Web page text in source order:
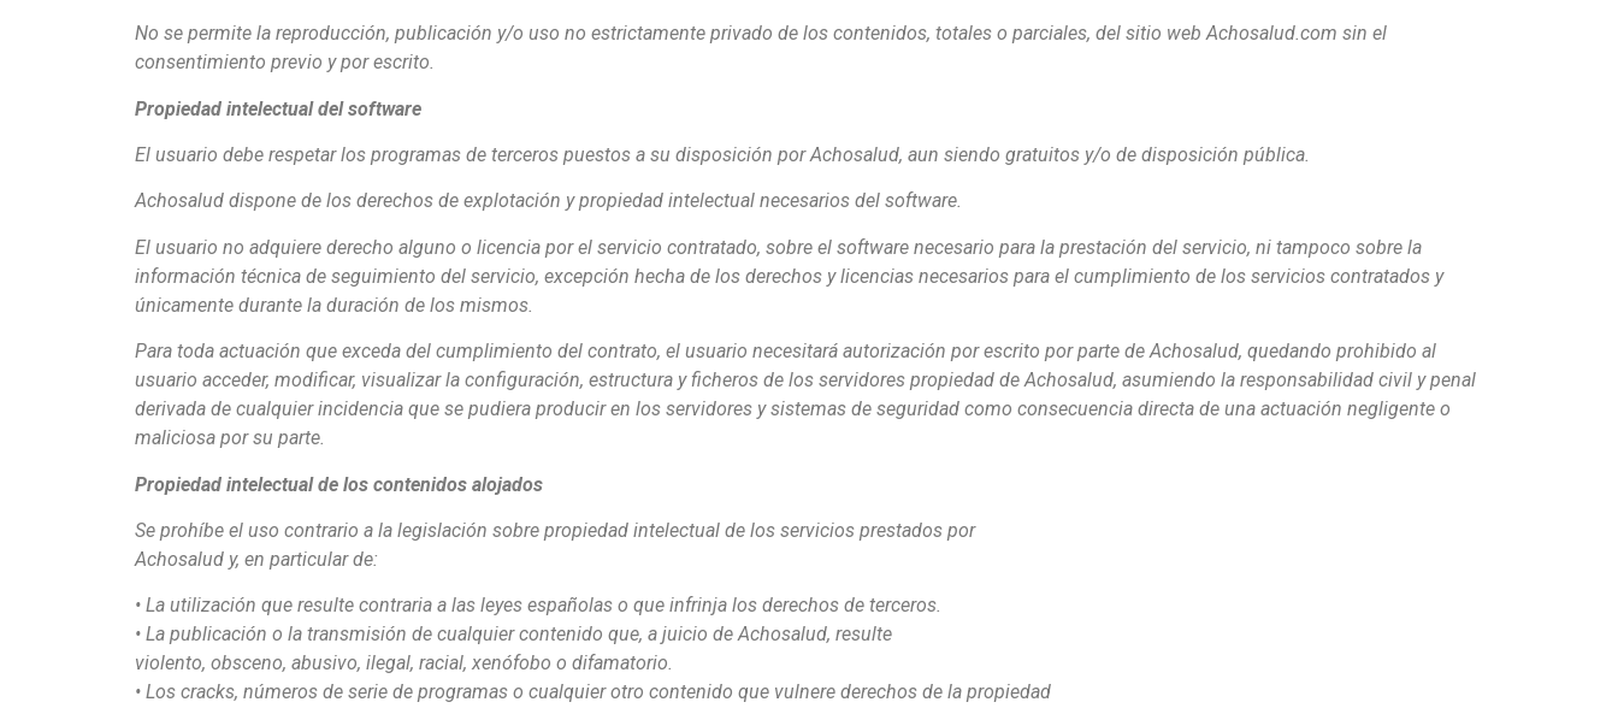
No se permite la reproducción, publicación y/o uso no estrictamente privado de los contenidos, totales o parciales, del sitio web Achosalud.com sin el
consentimiento previo y por escrito.
Propiedad intelectual del software
El usuario debe respetar los programas de terceros puestos a su disposición por Achosalud, aun siendo gratuitos y/o de disposición pública.
Achosalud dispone de los derechos de explotación y propiedad intelectual necesarios del software.
El usuario no adquiere derecho alguno o licencia por el servicio contratado, sobre el software necesario para la prestación del servicio, ni tampoco sobre la
información técnica de seguimiento del servicio, excepción hecha de los derechos y licencias necesarios para el cumplimiento de los servicios contratados y
únicamente durante la duración de los mismos.
Para toda actuación que exceda del cumplimiento del contrato, el usuario necesitará autorización por escrito por parte de Achosalud, quedando prohibido al
usuario acceder, modificar, visualizar la configuración, estructura y ficheros de los servidores propiedad de Achosalud, asumiendo la responsabilidad civil y penal
derivada de cualquier incidencia que se pudiera producir en los servidores y sistemas de seguridad como consecuencia directa de una actuación negligente o
maliciosa por su parte.
Propiedad intelectual de los contenidos alojados
Se prohíbe el uso contrario a la legislación sobre propiedad intelectual de los servicios prestados por
Achosalud y, en particular de:
• La utilización que resulte contraria a las leyes españolas o que infrinja los derechos de terceros.
• La publicación o la transmisión de cualquier contenido que, a juicio de Achosalud, resulte
violento, obsceno, abusivo, ilegal, racial, xenófobo o difamatorio.
• Los cracks, números de serie de programas o cualquier otro contenido que vulnere derechos de la propiedad